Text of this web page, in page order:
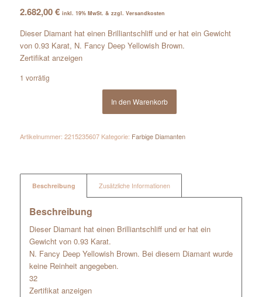
2.682,00€ inkl. 19% MwSt. & zzgl. Versandkosten
Dieser Diamant hat einen Brilliantschliff und er hat ein Gewicht
von 0.93 Karat, N. Fancy Deep Yellowish Brown.
Zertifikat anzeigen
1 vorrätig
In den Warenkorb
Artikelnummer: 2215235607 Kategorie: Farbige Diamanten
Beschreibung Zusätzliche Informationen
Beschreibung
Dieser Diamant hat einen Brilliantschliff und er hat ein
Gewicht von 0.93 Karat.
N. Fancy Deep Yellowish Brown. Bei diesem Diamant wurde
keine Reinheit angegeben.
32
Zertifikat anzeigen